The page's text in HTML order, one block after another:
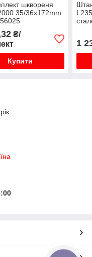
шквореня
35/36x172mm
₴/
Купити
1